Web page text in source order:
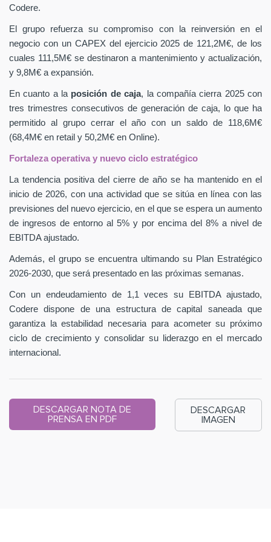
Codere.
El grupo refuerza su compromiso con la reinversión en el
negocio con un CAPEX del ejercicio 2025 de 121,2M€, de los
cuales 111,5M€ se destinaron a mantenimiento y actualización,
y 9,8M€ a expansión.
En cuanto a la posición de caja, la compañía cierra 2025 con
tres trimestres consecutivos de generación de caja, lo que ha
permitido al grupo cerrar el año con un saldo de 118,6M€
(68,4M€ en retail y 50,2M€ en Online).
Fortaleza operativa y nuevo ciclo estratégico
La tendencia positiva del cierre de año se ha mantenido en el
inicio de 2026, con una actividad que se sitúa en línea con las
previsiones del nuevo ejercicio, en el que se espera un aumento
de ingresos de entorno al 5% y por encima del 8% a nivel de
EBITDA ajustado.
Además, el grupo se encuentra ultimando su Plan Estratégico
2026-2030, que será presentado en las próximas semanas.
Con un endeudamiento de 1,1 veces su EBITDA ajustado,
Codere dispone de una estructura de capital saneada que
garantiza la estabilidad necesaria para acometer su próximo
ciclo de crecimiento y consolidar su liderazgo en el mercado
internacional.
DESCARGAR NOTA DE
PRENSA EN PDF
DESCARGAR
IMAGEN